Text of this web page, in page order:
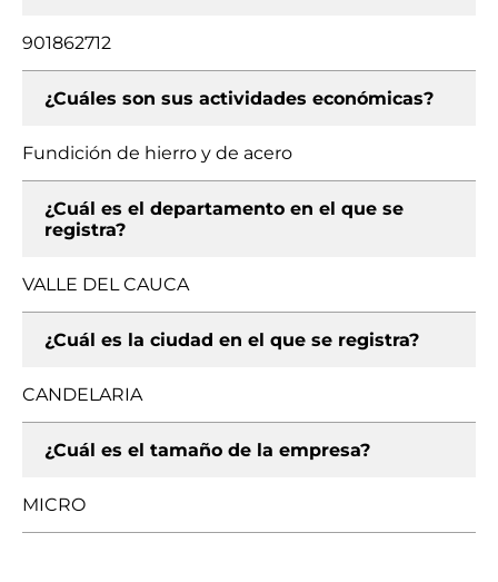
901862712
¿Cuáles son sus actividades económicas?
Fundición de hierro y de acero
¿Cuál es el departamento en el que se
registra?
VALLE DEL CAUCA
¿Cuál es la ciudad en el que se registra?
CANDELARIA
¿Cuál es el tamaño de la empresa?
MICRO